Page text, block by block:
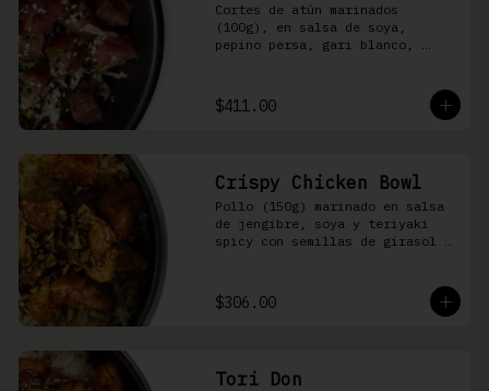
Cortes de atún marinados
(100g), en salsa de soya,
pepino persa, gari blanco,
$411.00
Crispy Chicken Bowl
Pollo (150g) marinado en salsa
de jengibre, soya y teriyaki
spicy con semillas de girasol y
$306.00
Tori Don